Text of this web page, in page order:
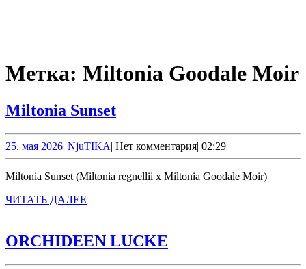
Метка: Miltonia Goodale Moir
Miltonia SunsetMiltonia
25. мая 202625.
мая
2026
| NjuTIKANjuTIKA
| Нет комментария| 02:29
Miltonia Sunset (Miltonia regnellii x Miltonia Goodale Moir)
ЧИТАТЬ ДАЛЕЕ
ORCHIDEEN LUCKE